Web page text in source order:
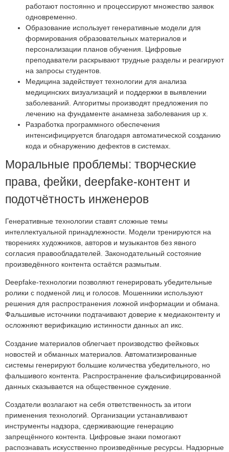
работают постоянно и процессируют множество заявок
одновременно.
Образование использует генеративные модели для
формирования образовательных материалов и
персонализации планов обучения. Цифровые
преподаватели раскрывают трудные разделы и реагируют
на запросы студентов.
Медицина задействует технологии для анализа
медицинских визуализаций и поддержки в выявлении
заболеваний. Алгоритмы производят предложения по
лечению на фундаменте анамнеза заболевания up x.
Разработка программного обеспечения
интенсифицируется благодаря автоматической созданию
кода и обнаружению дефектов в системах.
Моральные проблемы: творческие
права, фейки, deepfake‑контент и
подотчётность инженеров
Генеративные технологии ставят сложные темы
интеллектуальной принадлежности. Модели тренируются на
творениях художников, авторов и музыкантов без явного
согласия правообладателей. Законодательный состояние
произведённого контента остаётся размытым.
Deepfake-технологии позволяют генерировать убедительные
ролики с подменой лиц и голосов. Мошенники используют
решения для распространения ложной информации и обмана.
Фальшивые источники подтачивают доверие к медиаконтенту и
осложняют верификацию истинности данных ап икс.
Создание материалов облегчает производство фейковых
новостей и обманных материалов. Автоматизированные
системы генерируют большие количества убедительного, но
фальшивого контента. Распространение фальсифицированной
данных сказывается на общественное суждение.
Создатели возлагают на себя ответственность за итоги
применения технологий. Организации устанавливают
инструменты надзора, сдерживающие генерацию
запрещённого контента. Цифровые знаки помогают
распознавать искусственно произведённые ресурсы. Надзорные